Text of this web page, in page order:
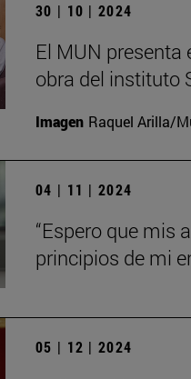
30 | 10 | 2024
El MUN presenta
obra del instituto
Imagen Raquel Arilla/
04 | 11 | 2024
“Espero que mis
principios de mi
05 | 12 | 2024